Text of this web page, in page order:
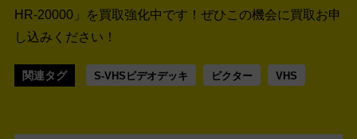
HR-20000」を買取強化中です！ ぜひこの機会に買取お申
し込みください！
関連タグ S-VHSビデオデッキ ビクター VHS